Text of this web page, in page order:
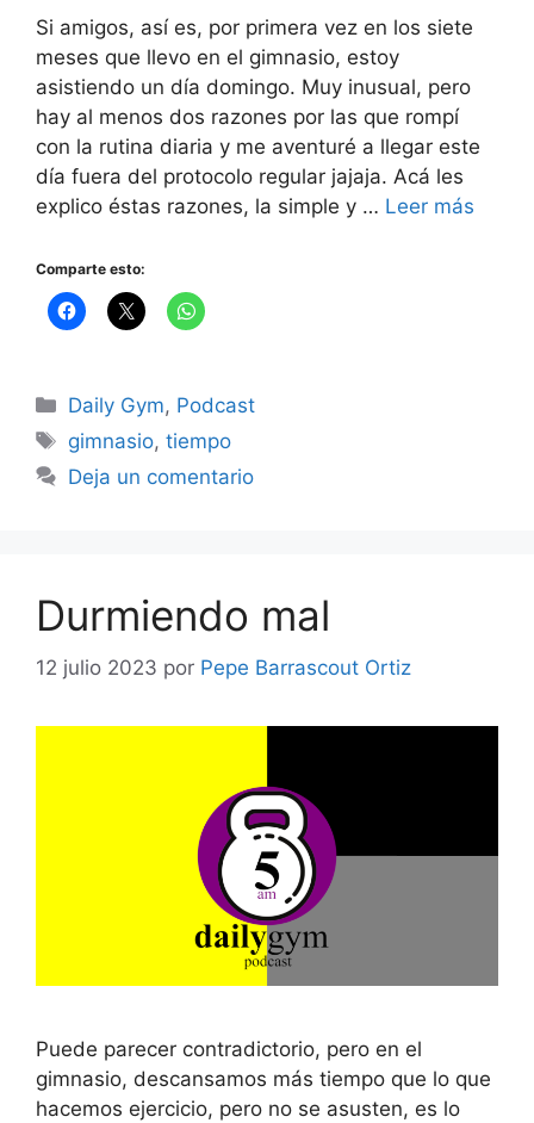
Si amigos, así es, por primera vez en los siete
meses que llevo en el gimnasio, estoy
asistiendo un día domingo. Muy inusual, pero
hay al menos dos razones por las que rompí
con la rutina diaria y me aventuré a llegar este
día fuera del protocolo regular jajaja. Acá les
explico éstas razones, la simple y … Leer más
Comparte esto:
Categorías
Daily Gym, Podcast
Etiquetas
gimnasio,tiempo
Deja un comentario
Durmiendo mal
12 julio 2023 por Pepe Barrascout Ortiz
Puede parecer contradictorio, pero en el
gimnasio, descansamos más tiempo que lo que
hacemos ejercicio, pero no se asusten, es lo